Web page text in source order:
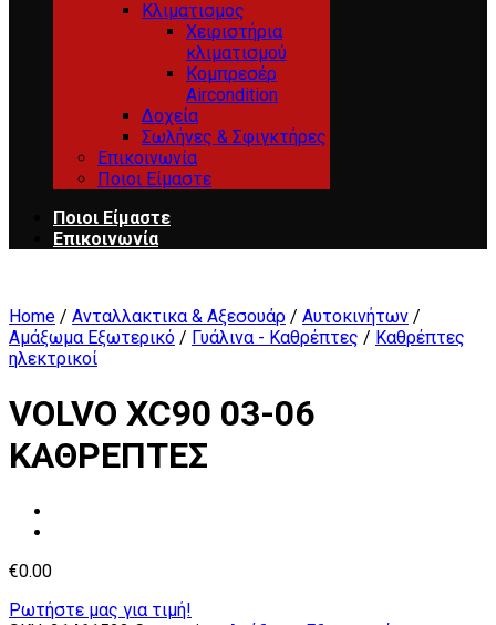
Κλιματισμος
Χειριστήρια
κλιματισμού
Κομπρεσέρ
Aircondition
Δοχεία
Σωλήνες & Σφιγκτήρες
Επικοινωνία
Ποιοι Είμαστε
Ποιοι Είμαστε
Επικοινωνία
Home / Ανταλλακτικα & Αξεσουάρ / Αυτοκινήτων /
Αμάξωμα Εξωτερικό / Γυάλινα - Καθρέπτες / Καθρέπτες
ηλεκτρικοί
VOLVO XC90 03-06
ΚΑΘΡΕΠΤΕΣ
€0.00
Ρωτήστε μας για τιμή!